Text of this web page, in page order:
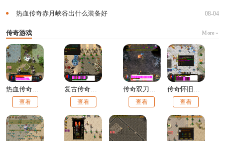
热血传奇赤月峡谷出什么装备好 08-04
传奇游戏 More »
热血传奇道士嗜血术能回多少血
查看
复古传奇手游boss位置
查看
传奇双刀手法怎么打技能
查看
传奇怀旧服白日门怎么去
查看